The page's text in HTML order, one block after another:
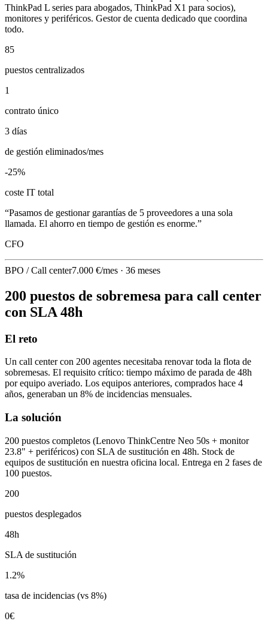
ThinkPad L series para abogados, ThinkPad X1 para socios),
monitores y periféricos. Gestor de cuenta dedicado que coordina
todo.
85
puestos centralizados
1
contrato único
3 días
de gestión eliminados/mes
-25%
coste IT total
“Pasamos de gestionar garantías de 5 proveedores a una sola
llamada. El ahorro en tiempo de gestión es enorme.”
CFO
BPO / Call center7.000 €/mes · 36 meses
200 puestos de sobremesa para call center
con SLA 48h
El reto
Un call center con 200 agentes necesitaba renovar toda la flota de
sobremesas. El requisito crítico: tiempo máximo de parada de 48h
por equipo averiado. Los equipos anteriores, comprados hace 4
años, generaban un 8% de incidencias mensuales.
La solución
200 puestos completos (Lenovo ThinkCentre Neo 50s + monitor
23.8" + periféricos) con SLA de sustitución en 48h. Stock de
equipos de sustitución en nuestra oficina local. Entrega en 2 fases de
100 puestos.
200
puestos desplegados
48h
SLA de sustitución
1.2%
tasa de incidencias (vs 8%)
0€